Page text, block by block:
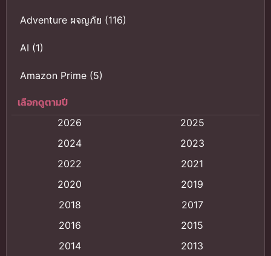
Adventure ผจญภัย (116)
AI (1)
Amazon Prime (5)
Anal (ประตูหลัง)
Animation การ์ตูน
Animation อนิเมะ
Animation แอนิเมชัน
เลือกดูตามปี
2026
2025
2024
2023
2022
2021
2020
2019
2018
2017
2016
2015
2014
2013